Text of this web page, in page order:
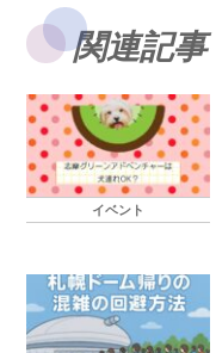
関連記事
イベント